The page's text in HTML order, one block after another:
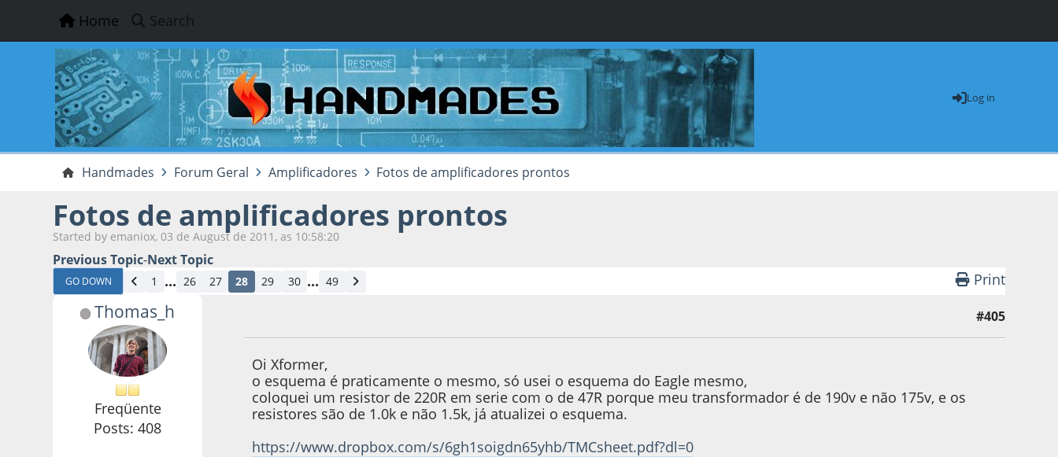
Home Search
Log in
Handmades Forum Geral Amplificadores Fotos de amplificadores prontos
Fotos de amplificadores prontos
Started by emaniox, 03 de August de 2011, as 10:58:20
Previous Topic-Next Topic
GO DOWN 1 ... 26 27 28 29 30 ... 49 Print
Thomas_h
Freqüente
Posts: 408
#405
Oi Xformer,
o esquema é praticamente o mesmo, só usei o esquema do Eagle mesmo,
coloquei um resistor de 220R em serie com o de 47R porque meu transformador é de 190v e não 175v, e os
resistores são de 1.0k e não 1.5k, já atualizei o esquema.
https://www.dropbox.com/s/6gh1soigdn65yhb/TMCsheet.pdf?dl=0